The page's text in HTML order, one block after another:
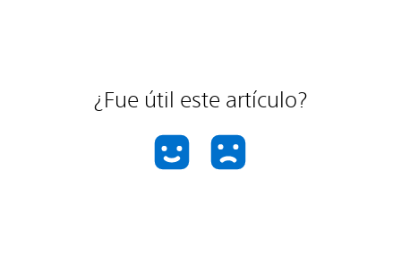
¿Fue útil este artículo?